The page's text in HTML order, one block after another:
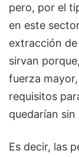
pero, por el
en este
extracción
sirvan
fuerza
requisitos
quedarían sin
Es decir, las